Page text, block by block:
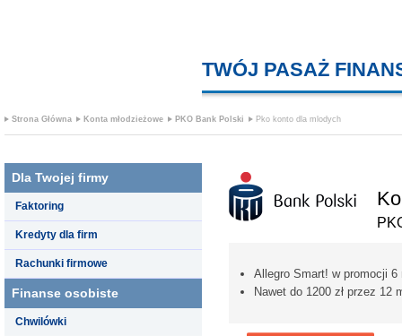
TWÓJ PASAŻ
Strona Główna Konta młodzieżowe PKO Bank Polski Pko konto dla mlodych
Dla Twojej firmy
Faktoring
Kredyty dla firm
Rachunki firmowe
Finanse osobiste
Chwilówki
Allegro Smart! w promocji 6
Nawet do 1200 zł przez 12